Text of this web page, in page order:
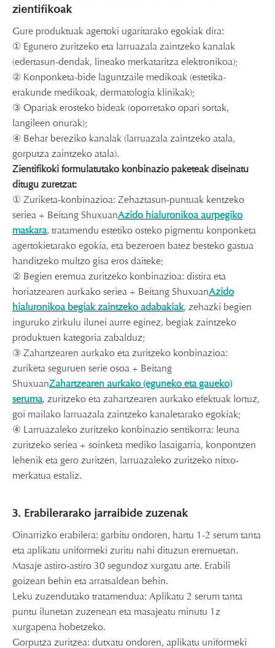
zientifikoak
Gure produktuak agertoki ugaritarako egokiak dira:
① Egunero zuritzeko eta larruazala zaintzeko kanalak
(edertasun-dendak, lineako merkataritza elektronikoa);
② Konponketa-bide laguntzaile medikoak (estetika-
erakunde medikoak, dermatologia klinikak);
③ Opariak erosteko bideak (oporretako opari sortak,
langileen onurak);
④ Behar bereziko kanalak (larruazala zaintzeko atala,
gorputza zaintzeko atala).
Zientifikoki formulatutako konbinazio paketeak diseinatu
ditugu zuretzat:
① Zuriketa-konbinazioa: Zehaztasun-puntuak kentzeko
seriea + Beitang ShuxuanAzido hialuronikoa aurpegiko
maskara, tratamendu estetiko osteko pigmentu konponketa
agertokietarako egokia, eta bezeroen batez besteko gastua
handitzeko multzo gisa eros daiteke;
② Begien eremua zuritzeko konbinazioa: distira eta
horiatzearen aurkako seriea + Beitang ShuxuanAzido
hialuronikoa begiak zaintzeko adabakiak, zehazki begien
inguruko zirkulu ilunei aurre eginez, begiak zaintzeko
produktuen kategoria zabalduz;
③ Zahartzearen aurkako eta zuritzeko konbinazioa:
zuriketa seguruen serie osoa + Beitang
ShuxuanZahartzearen aurkako (eguneko eta gaueko)
seruma, zuritzeko eta zahartzearen aurkako efektuak lortuz,
goi mailako larruazala zaintzeko kanaletarako egokiak;
④ Larruazaleko zuritzeko konbinazio sentikorra: leuna
zuritzeko seriea + soinketa mediko lasaigarria, konpontzen
lehenik eta gero zuritzen, larruazaleko zuritzeko nitxo-
merkatua estaliz.
3. Erabilerarako jarraibide zuzenak
Oinarrizko erabilera: garbitu ondoren, hartu 1-2 serum tanta
eta aplikatu uniformeki zuritu nahi dituzun eremuetan.
Masaje astiro-astiro 30 segundoz xurgatu arte. Erabili
goizean behin eta arratsaldean behin.
Leku zuzendutako tratamendua: Aplikatu 2 serum tanta
puntu ilunetan zuzenean eta masajeatu minutu 1z
xurgapena hobetzeko.
Gorputza zuritzea: dutxatu ondoren, aplikatu uniformeki